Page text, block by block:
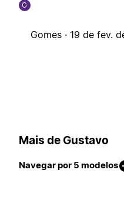
G
Gomes · 19 de fev.
Mais de Gustavo
Navegar por 5 modelos